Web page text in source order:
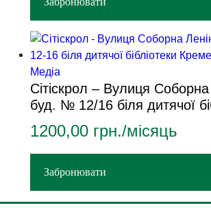
Сітіскрол – Вулиця
буд. № 12/16 біля дитячої
1200,00 грн./місяць
Забронювати